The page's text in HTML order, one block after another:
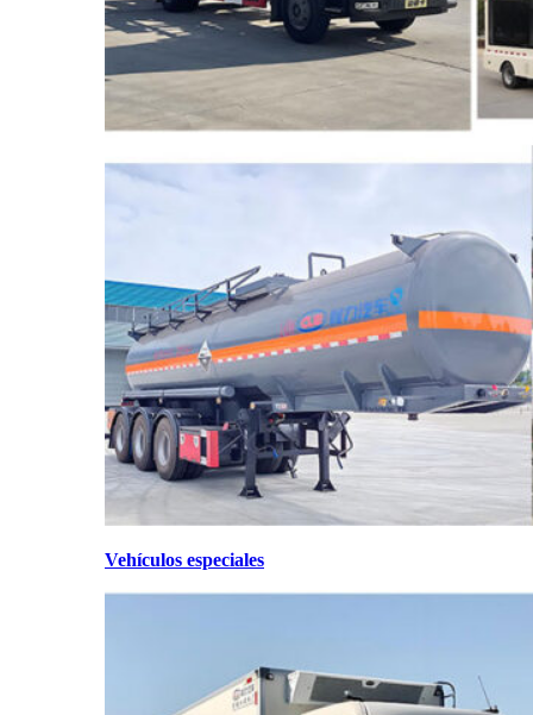
Vehículos especiales